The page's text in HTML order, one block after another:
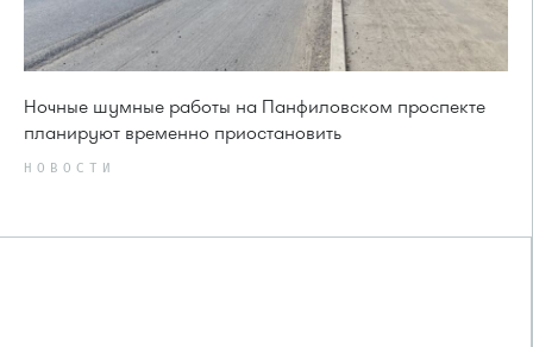
Ночные шумные работы на Панфиловском проспекте
планируют временно приостановить
НОВОСТИ